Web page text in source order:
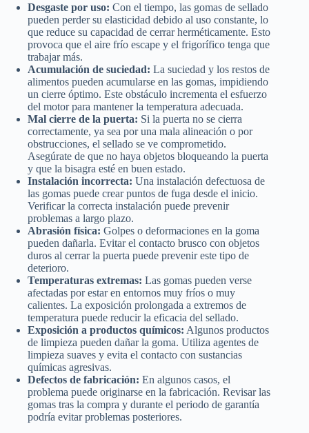
Desgaste por uso: Con el tiempo, las gomas de sellado
pueden perder su elasticidad debido al uso constante, lo
que reduce su capacidad de cerrar herméticamente. Esto
provoca que el aire frío escape y el frigorífico tenga que
trabajar más.
Acumulación de suciedad: La suciedad y los restos de
alimentos pueden acumularse en las gomas, impidiendo
un cierre óptimo. Este obstáculo incrementa el esfuerzo
del motor para mantener la temperatura adecuada.
Mal cierre de la puerta: Si la puerta no se cierra
correctamente, ya sea por una mala alineación o por
obstrucciones, el sellado se ve comprometido.
Asegúrate de que no haya objetos bloqueando la puerta
y que la bisagra esté en buen estado.
Instalación incorrecta: Una instalación defectuosa de
las gomas puede crear puntos de fuga desde el inicio.
Verificar la correcta instalación puede prevenir
problemas a largo plazo.
Abrasión física: Golpes o deformaciones en la goma
pueden dañarla. Evitar el contacto brusco con objetos
duros al cerrar la puerta puede prevenir este tipo de
deterioro.
Temperaturas extremas: Las gomas pueden verse
afectadas por estar en entornos muy fríos o muy
calientes. La exposición prolongada a extremos de
temperatura puede reducir la eficacia del sellado.
Exposición a productos químicos: Algunos productos
de limpieza pueden dañar la goma. Utiliza agentes de
limpieza suaves y evita el contacto con sustancias
químicas agresivas.
Defectos de fabricación: En algunos casos, el
problema puede originarse en la fabricación. Revisar las
gomas tras la compra y durante el periodo de garantía
podría evitar problemas posteriores.